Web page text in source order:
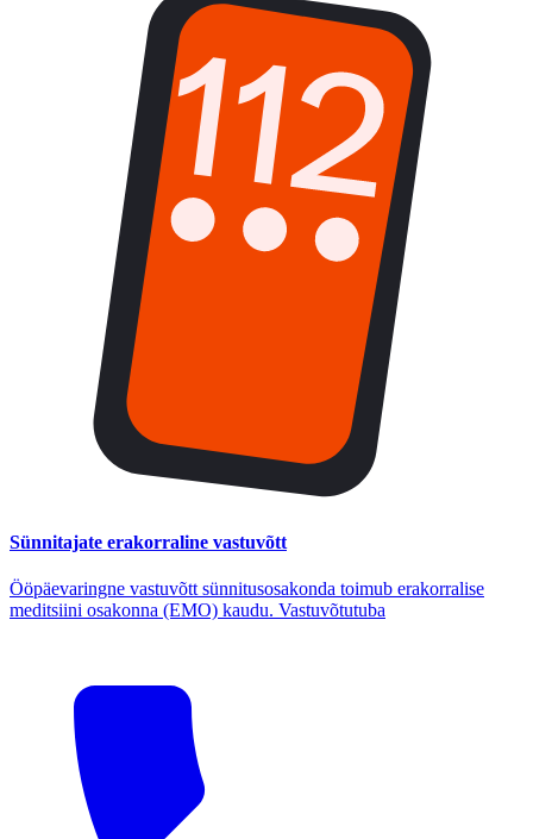
Sünnitajate erakorraline vastuvõtt
Ööpäevaringne vastuvõtt sünnitusosakonda toimub erakorralise
meditsiini osakonna (EMO) kaudu. Vastuvõtutuba